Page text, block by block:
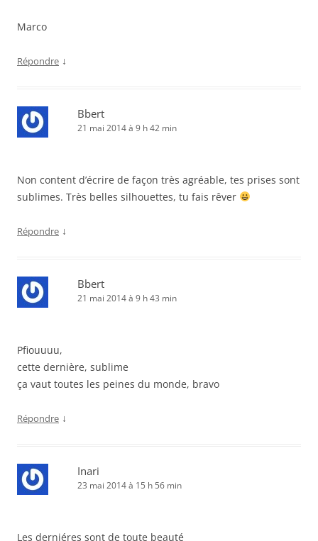
Marco
Répondre ↓
Bbert
21 mai 2014 à 9 h 42 min
Non content d’écrire de façon très agréable, tes prises sont
sublimes. Très belles silhouettes, tu fais rêver
Répondre ↓
Bbert
21 mai 2014 à 9 h 43 min
Pfiouuuu,
cette dernière, sublime
ça vaut toutes les peines du monde, bravo
Répondre ↓
Inari
23 mai 2014 à 15 h 56 min
Les derniéres sont de toute beauté